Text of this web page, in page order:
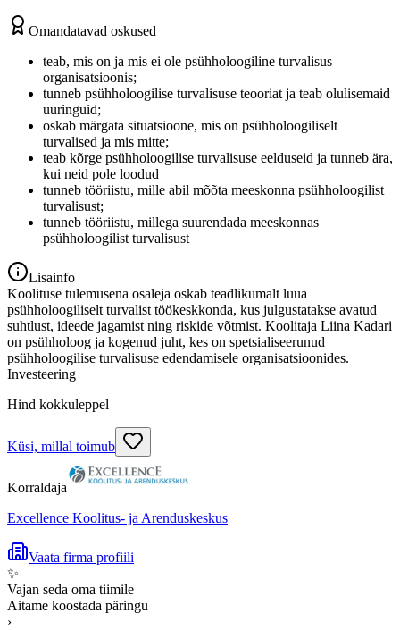
Omandatavad oskused
teab, mis on ja mis ei ole psühholoogiline turvalisus
organisatsioonis;
tunneb psühholoogilise turvalisuse teooriat ja teab olulisemaid
uuringuid;
oskab märgata situatsioone, mis on psühholoogiliselt
turvalised ja mis mitte;
teab kõrge psühholoogilise turvalisuse eelduseid ja tunneb ära,
kui neid pole loodud
tunneb tööriistu, mille abil mõõta meeskonna psühholoogilist
turvalisust;
tunneb tööriistu, millega suurendada meeskonnas
psühholoogilist turvalisust
Lisainfo
Koolituse tulemusena osaleja oskab teadlikumalt luua
psühholoogiliselt turvalist töökeskkonda, kus julgustatakse avatud
suhtlust, ideede jagamist ning riskide võtmist. Koolitaja Liina Kadari
on psühholoog ja kogenud juht, kes on spetsialiseerunud
psühholoogilise turvalisuse edendamisele organisatsioonides.
Investeering
Hind kokkuleppel
Küsi, millal toimub
Korraldaja
Excellence Koolitus- ja Arenduskeskus
Vaata firma profiili
✨
Vajan seda oma tiimile
Aitame koostada päringu
›